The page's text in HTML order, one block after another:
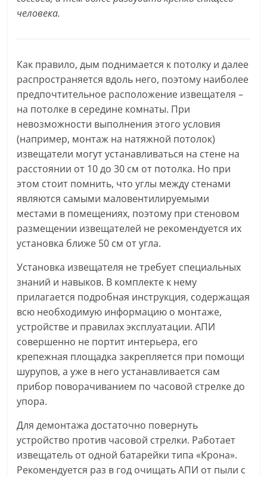
человека.
Как правило, дым поднимается к потолку и далее
распространяется вдоль него, поэтому наиболее
предпочтительное расположение извещателя –
на потолке в середине комнаты. При
невозможности выполнения этого условия
(например, монтаж на натяжной потолок)
извещатели могут устанавливаться на стене на
расстоянии от 10 до 30 см от потолка. Но при
этом стоит помнить, что углы между стенами
являются самыми маловентилируемыми
местами в помещениях, поэтому при стеновом
размещении извещателей не рекомендуется их
установка ближе 50 см от угла.
Установка извещателя не требует специальных
знаний и навыков. В комплекте к нему
прилагается подробная инструкция, содержащая
всю необходимую информацию о монтаже,
устройстве и правилах эксплуатации. АПИ
совершенно не портит интерьера, его
крепежная площадка закрепляется при помощи
шурупов, а уже в него устанавливается сам
прибор поворачиванием по часовой стрелке до
упора.
Для демонтажа достаточно повернуть
устройство против часовой стрелки. Работает
извещатель от одной батарейки типа «Крона».
Рекомендуется раз в год очищать АПИ от пыли с